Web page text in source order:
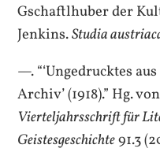
Gschaftlhuber der
Jenkins.Studia
—. “‘Ungedrucktes
Archiv’ (1918).” Hg.
Vierteljahrsschrift für
Geistesgeschichte91.3